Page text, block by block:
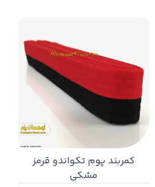
کمربند پوم تکواندو قرمز
مشکی